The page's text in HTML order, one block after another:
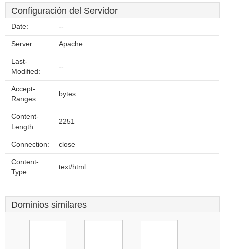
Configuración del Servidor
Date: --
Server: Apache
Last-
Modified:
--
Accept-
Ranges:
bytes
Content-
Length:
2251
Connection: close
Content-
Type:
text/html
Dominios similares